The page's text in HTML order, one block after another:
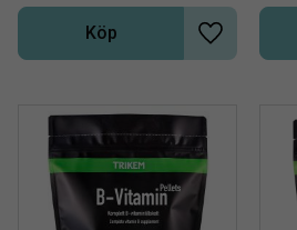
Lägg till i
Köp